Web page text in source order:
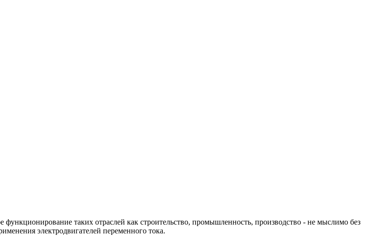
функционирование таких отраслей как строительство, промышленность, производство - не мыслимо без
электродвигателей переменного тока.